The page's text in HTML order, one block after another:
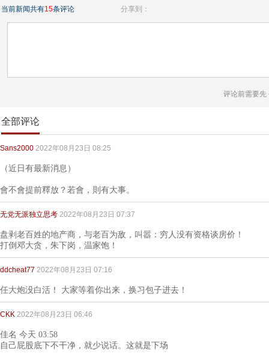
当前新闻共有15条评论 分享到：
评论前需要先
全部评论
Sans2000 2022年08月23日 08:25
（近日有最新消息）
會不會提前釋放？若會，則有大事。
无党无派独立思考 2022年08月23日 07:37
盘剥老百姓的地产商，与老百为敌，叫嚣：穷人没有资格谈房价！
打倒邓大贪，朱下岗，温家饱！
ddcheat77 2022年08月23日 07:16
任大炮没白活！ 大家等着你出来，换习包子进去！
CKK 2022年08月23日 06:46
佳名 今天 03:58
自己屁股底下不干净，就少说话。这就是下场